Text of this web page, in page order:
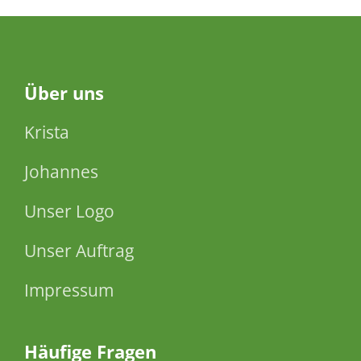
Über uns
Krista
Johannes
Unser Logo
Unser Auftrag
Impressum
Häufige Fragen